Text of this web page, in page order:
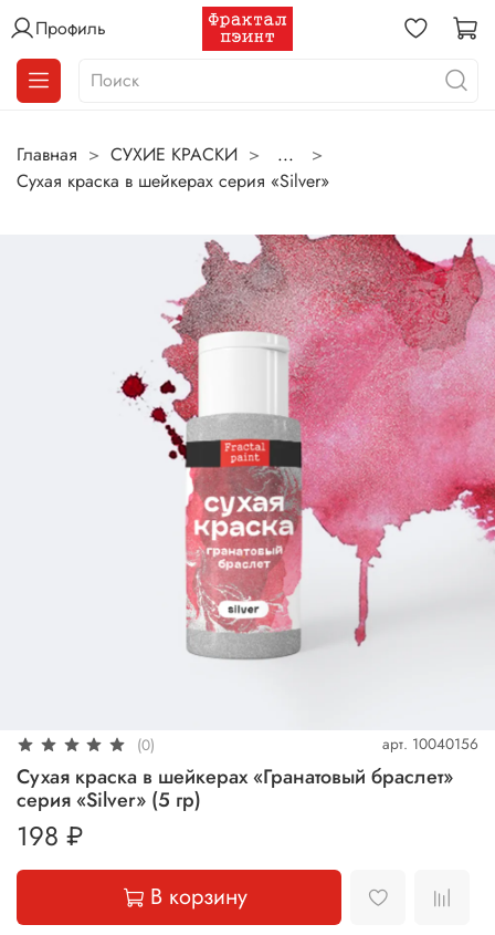
Профиль
Главная СУХИЕ КРАСКИ
...
Сухая краска в шейкерах серия «Silver»
(0) арт. 10040156
Сухая краска в шейкерах «Гранатовый браслет»
серия «Silver» (5 гр)
198 ₽
В корзину